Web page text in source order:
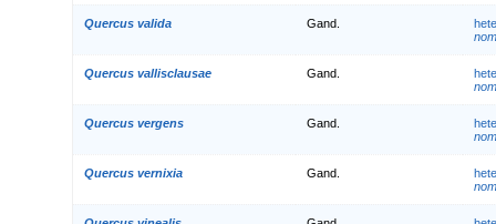
Quercus valida Gand.
Quercus vallisclausae Gand.
Quercus vergens Gand.
Quercus vernixia Gand.